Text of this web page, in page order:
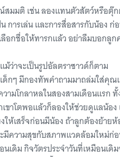
มมติ เช่น ลองแทนตัวสัตว์หรือตุ๊ก
การเล่น และการสื่อสารกับน้อง
อกชื่อให้ทารกแล้ว อย่าลืมบอกลู
ม้ว่าจะเป็นรูปอัลตราซาวด์ก็ตาม
ด็กๆ มีกองทัพคำถามมาถล่มใส่คุ
ามโกลาหลในสองสามเดือนแรก
ขาโตพอแล้วก็ลองให้ช่วยดูแลน้อ
ห้เสร็จก่อนมีน้อง ถ้าลูกต้องย้าย
มีความสุขกับสภาพแวดล้อมใหม่ก่
นเดิม กิจวัตรประจำวันที่เหมือนเ